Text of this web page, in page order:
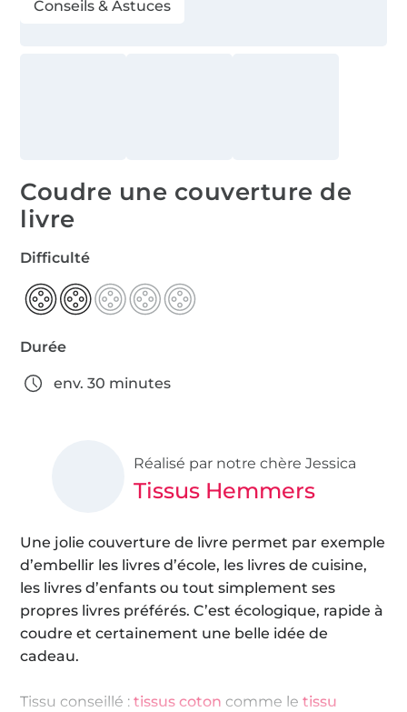
Conseils & Astuces
Coudre une couverture de
livre
Difficulté
Durée
env. 30 minutes
Réalisé par notre chère Jessica
Tissus Hemmers
Une jolie couverture de livre permet par exemple
d’embellir les livres d’école, les livres de cuisine,
les livres d’enfants ou tout simplement ses
propres livres préférés. C’est écologique, rapide à
coudre et certainement une belle idée de
cadeau.
Tissu conseillé :tissus coton comme letissu